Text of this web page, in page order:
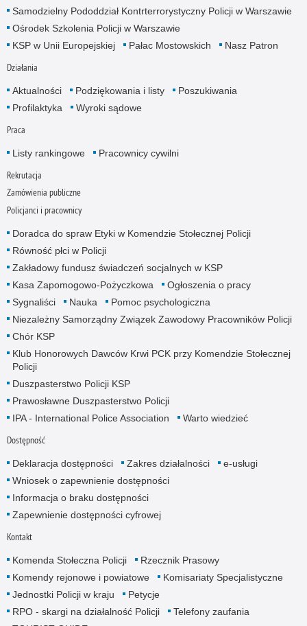
Samodzielny Pododdział Kontrterrorystyczny Policji w Warszawie
Ośrodek Szkolenia Policji w Warszawie
KSP w Unii Europejskiej
Pałac Mostowskich Nasz Patron
Działania
Aktualności Podziękowania i listy
Poszukiwania
Profilaktyka
Wyroki sądowe
Praca
Listy rankingowe Pracownicy cywilni
Rekrutacja
Zamówienia publiczne
Policjanci i pracownicy
Doradca do spraw Etyki w Komendzie Stołecznej Policji
Równość płci w Policji
Zakładowy fundusz świadczeń socjalnych w KSP
Kasa Zapomogowo-Pożyczkowa
Ogłoszenia o pracy
Sygnaliści
Nauka
Pomoc psychologiczna
Niezależny Samorządny Związek Zawodowy Pracowników Policji
Chór KSP
Klub Honorowych Dawców Krwi PCK przy Komendzie Stołecznej
Policji
Duszpasterstwo Policji KSP
Prawosławne Duszpasterstwo Policji
IPA - International Police Association
Warto wiedzieć
Dostępność
Deklaracja dostępności Zakres działalności
e-usługi
Wniosek o zapewnienie dostępności
Informacja o braku dostępności
Zapewnienie dostępności cyfrowej
Kontakt
Komenda Stołeczna Policji
Rzecznik Prasowy
Komendy rejonowe i powiatowe
Komisariaty Specjalistyczne
Jednostki Policji w kraju
Petycje
RPO - skargi na działalność Policji
Telefony zaufania